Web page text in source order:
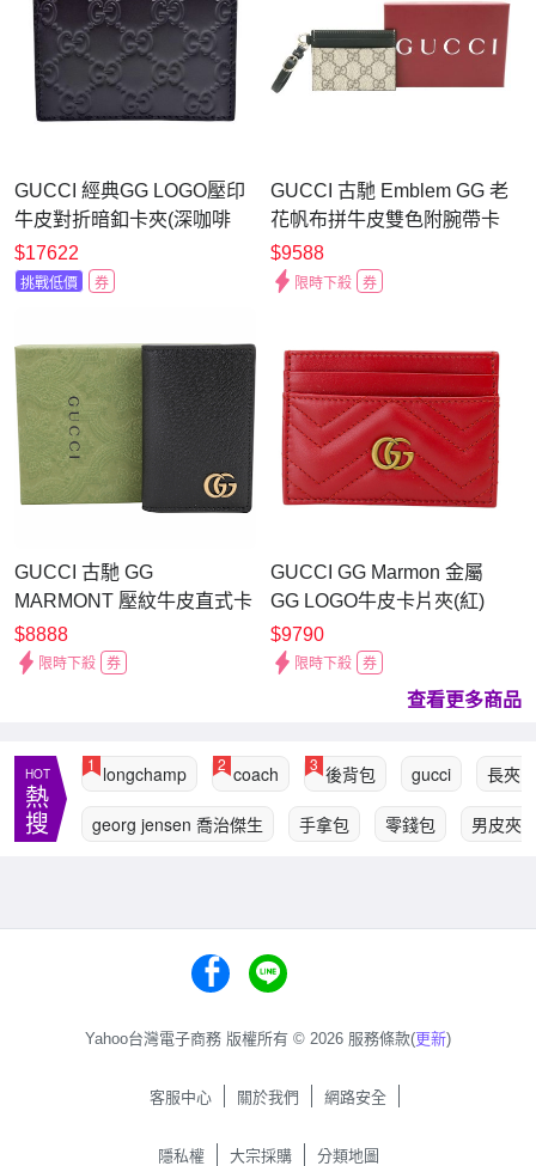
GUCCI 經典GG LOGO壓印
牛皮對折暗釦卡夾(深咖啡
色)
$17622
挑戰低價 券
GUCCI 古馳 Emblem GG 老
花帆布拼牛皮雙色附腕帶卡
片夾(黑色)
$9588
限時下殺 券
GUCCI 古馳 GG
MARMONT 壓紋牛皮直式卡
片夾(黑色)
$8888
限時下殺 券
GUCCI GG Marmon 金屬
GG LOGO牛皮卡片夾(紅)
$9790
限時下殺 券
查看更多商品
HOT
熱
搜
1 longchamp 2 coach 3 後背包 gucci 長夾
georg jensen 喬治傑生 手拿包 零錢包 男皮夾
Yahoo台灣電子商務 版權所有 © 2026 服務條款(更新)
客服中心 關於我們 網路安全
隱私權 大宗採購 分類地圖